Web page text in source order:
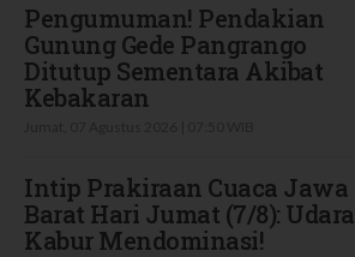
Pengumuman! Pendakian
Gunung Gede Pangrango
Ditutup Sementara Akibat
Kebakaran
Intip Prakiraan Cuaca Jawa
Barat Hari Jumat (7/8): Udara
Kabur Mendominasi!